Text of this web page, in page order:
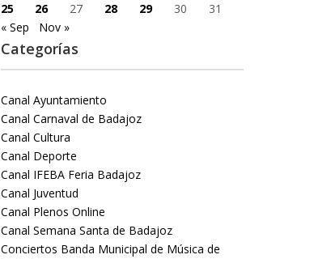
25
26 27 28 29 30
31
« Sep
Nov »
Categorías
Canal Ayuntamiento
Canal Carnaval de Badajoz
Canal Cultura
Canal Deporte
Canal IFEBA Feria Badajoz
Canal Juventud
Canal Plenos Online
Canal Semana Santa de Badajoz
Conciertos Banda Municipal de Música de